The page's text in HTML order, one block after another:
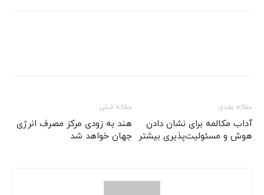
مقاله قبلی
هند به زودی مرکز مصرف انرژی
جهان خواهد شد
مقاله بعدی
آداب مکالمه برای نشان دادن
هوش و مسئولیت‌پذیری بیشتر